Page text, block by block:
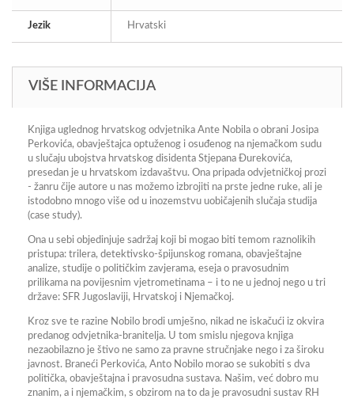
Jezik Hrvatski
VIŠE INFORMACIJA
Knjiga uglednog hrvatskog odvjetnika Ante Nobila o obrani Josipa
Perkovića, obavještajca optuženog i osuđenog na njemačkom sudu
u slučaju ubojstva hrvatskog disidenta Stjepana Đurekovića,
presedan je u hrvatskom izdavaštvu. Ona pripada odvjetničkoj prozi
- žanru čije autore u nas možemo izbrojiti na prste jedne ruke, ali je
istodobno mnogo više od u inozemstvu uobičajenih slučaja studija
(case study).
Ona u sebi objedinjuje sadržaj koji bi mogao biti temom raznolikih
pristupa: trilera, detektivsko-špijunskog romana, obavještajne
analize, studije o političkim zavjerama, eseja o pravosudnim
prilikama na povijesnim vjetrometinama – i to ne u jednoj nego u tri
države: SFR Jugoslaviji, Hrvatskoj i Njemačkoj.
Kroz sve te razine Nobilo brodi umješno, nikad ne iskačući iz okvira
predanog odvjetnika-branitelja. U tom smislu njegova knjiga
nezaobilazno je štivo ne samo za pravne stručnjake nego i za široku
javnost. Braneći Perkovića, Anto Nobilo morao se sukobiti s dva
politička, obavještajna i pravosudna sustava. Našim, već dobro mu
znanim, a i njemačkim, s obzirom na to da je pravosudni sustav RH